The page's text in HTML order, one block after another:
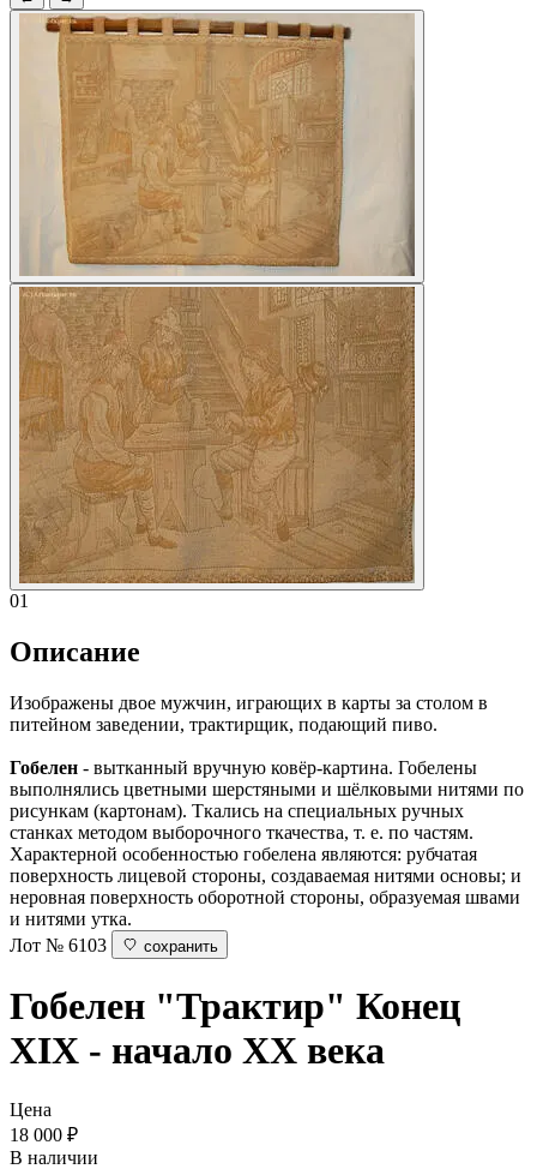
01
Описание
Изображены двое мужчин, играющих в карты за столом в
питейном заведении, трактирщик, подающий пиво.
Гобелен - вытканный вручную ковёр-картина. Гобелены
выполнялись цветными шерстяными и шёлковыми нитями по
рисункам (картонам). Ткались на специальных ручных
станках методом выборочного ткачества, т. е. по частям.
Характерной особенностью гобелена являются: рубчатая
поверхность лицевой стороны, создаваемая нитями основы; и
неровная поверхность оборотной стороны, образуемая швами
и нитями утка.
Лот № 6103
сохранить
Гобелен "Трактир" Конец
XIX - начало ХХ века
Цена
18 000 ₽
В наличии